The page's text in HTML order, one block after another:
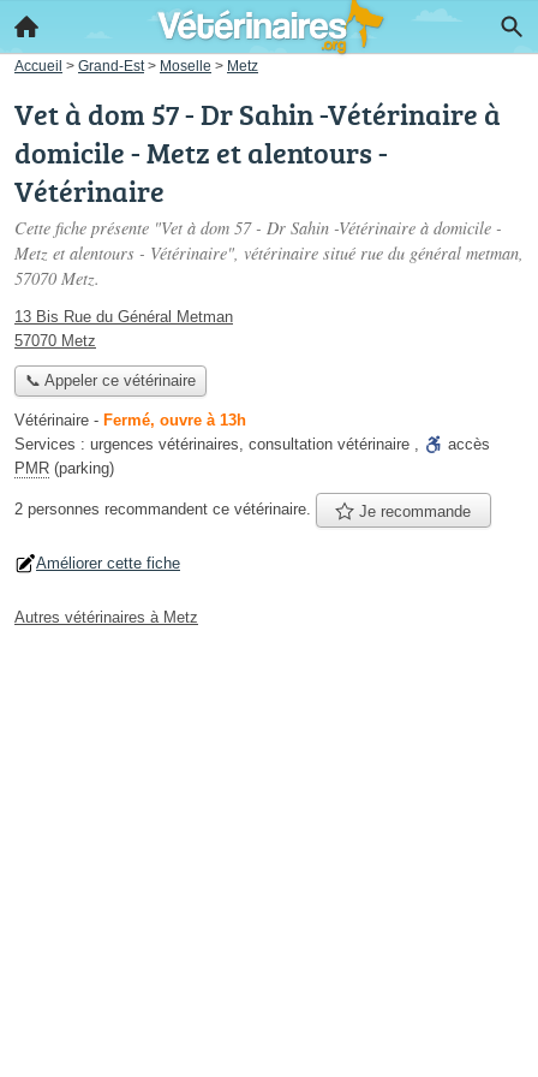
Accueil > Grand-Est > Moselle > Metz
Vet à dom 57 - Dr Sahin -Vétérinaire à
domicile - Metz et alentours -
Vétérinaire
Cette fiche présente "Vet à dom 57 - Dr Sahin -Vétérinaire à domicile -
Metz et alentours - Vétérinaire", vétérinaire situé rue du général metman,
57070 Metz.
13 Bis Rue du Général Metman
57070 Metz
📞 Appeler ce vétérinaire
Vétérinaire - Fermé, ouvre à 13h
Services : urgences vétérinaires, consultation vétérinaire ,
accès
PMR (parking)
2 personnes recommandent ce vétérinaire. Je recommande
Améliorer cette fiche
Autres vétérinaires à Metz